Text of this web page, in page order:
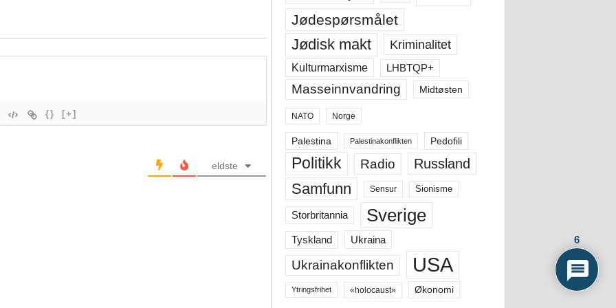
{} [+]
eldste
Jødespørsmålet
Jødisk makt Kriminalitet
Kulturmarxisme LHBTQP+
Masseinnvandring Midtøsten
NATO Norge
Palestina Palestinakonflikten Pedofili
Politikk Radio Russland
Samfunn Sensur Sionisme
Storbritannia Sverige
Tyskland Ukraina
Ukrainakonflikten USA
Ytringsfrihet «holocaust» Økonomi
6